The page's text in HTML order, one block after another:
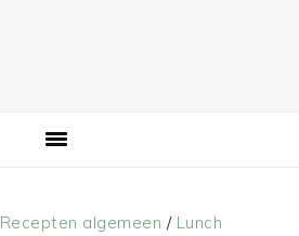
Recepten algemeen / Lunch